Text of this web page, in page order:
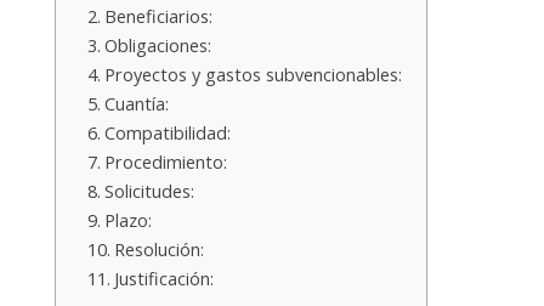
Beneficiarios:
Obligaciones:
Proyectos y gastos subvencionables:
Cuantía:
Compatibilidad:
Procedimiento:
Solicitudes:
Plazo:
Resolución:
Justificación: